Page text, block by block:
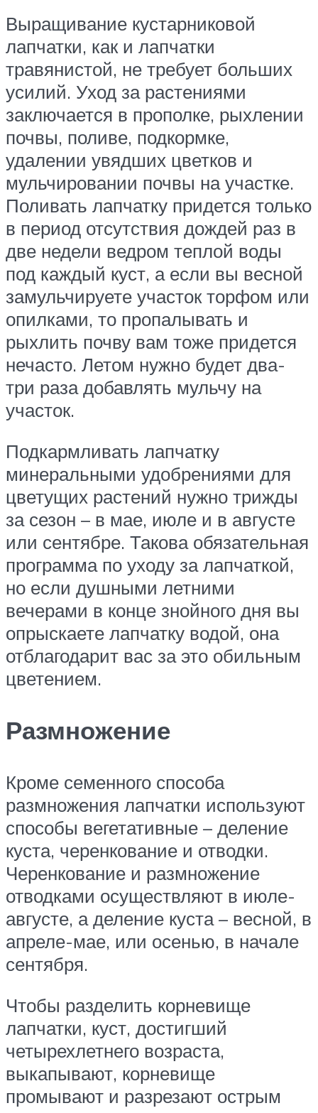
Выращивание кустарниковой
лапчатки, как и лапчатки
травянистой, не требует больших
усилий. Уход за растениями
заключается в прополке, рыхлении
почвы, поливе, подкормке,
удалении увядших цветков и
мульчировании почвы на участке.
Поливать лапчатку придется только
в период отсутствия дождей раз в
две недели ведром теплой воды
под каждый куст, а если вы весной
замульчируете участок торфом или
опилками, то пропалывать и
рыхлить почву вам тоже придется
нечасто. Летом нужно будет два-
три раза добавлять мульчу на
участок.
Подкармливать лапчатку
минеральными удобрениями для
цветущих растений нужно трижды
за сезон – в мае, июле и в августе
или сентябре. Такова обязательная
программа по уходу за лапчаткой,
но если душными летними
вечерами в конце знойного дня вы
опрыскаете лапчатку водой, она
отблагодарит вас за это обильным
цветением.
Размножение
Кроме семенного способа
размножения лапчатки используют
способы вегетативные – деление
куста, черенкование и отводки.
Черенкование и размножение
отводками осуществляют в июле-
августе, а деление куста – весной, в
апреле-мае, или осенью, в начале
сентября.
Чтобы разделить корневище
лапчатки, куст, достигший
четырехлетнего возраста,
выкапывают, корневище
промывают и разрезают острым